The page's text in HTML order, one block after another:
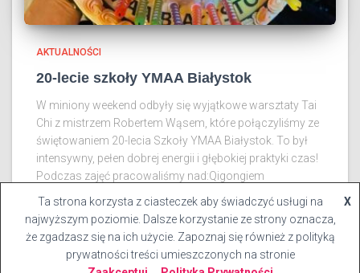
AKTUALNOŚCI
20-lecie szkoły YMAA Białystok
W miniony weekend odbyły się wyjątkowe warsztaty Tai
Chi z mistrzem Robertem Wąsem, które połączyliśmy ze
świętowaniem 20-lecia Szkoły YMAA Białystok. To był
intensywny, pełen dobrej energii i głębokiej praktyki czas!
Podczas zajęć pracowaliśmy nad:Qigongiem
Ta strona korzysta z ciasteczek aby świadczyć usługi na
najwyższym poziomie. Dalsze korzystanie ze strony oznacza,
że zgadzasz się na ich użycie. Zapoznaj się również z polityką
prywatności treści umieszczonych na stronie
X